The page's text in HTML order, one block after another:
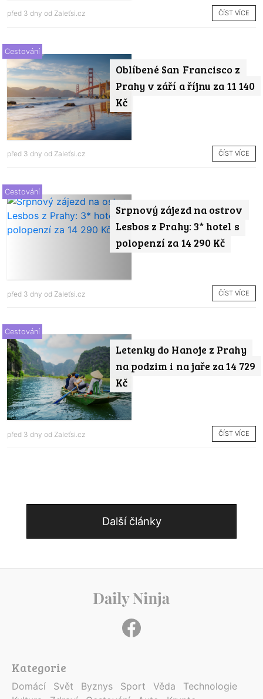
před 3 dny od Zaleťsi.cz ČÍST VÍCE
Oblíbené San Francisco z
Prahy v září a říjnu za 11 140
Kč
Cestování
před 3 dny od Zaleťsi.cz ČÍST VÍCE
Srpnový zájezd na ostrov
Lesbos z Prahy: 3* hotel s
polopenzí za 14 290 Kč
Cestování
před 3 dny od Zaleťsi.cz ČÍST VÍCE
Letenky do Hanoje z Prahy
na podzim i na jaře za 14 729
Kč
Cestování
před 3 dny od Zaleťsi.cz ČÍST VÍCE
Další články
Kategorie
Domácí Svět Byznys Sport Věda
Technologie